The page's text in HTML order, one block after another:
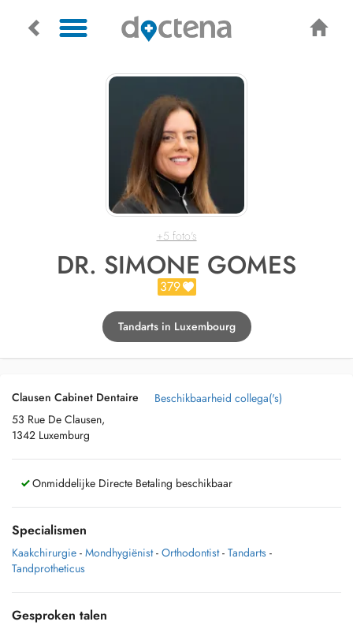
+5 foto's
DR. SIMONE GOMES
379
Tandarts in Luxembourg
Clausen Cabinet Dentaire
53 Rue De Clausen,
1342 Luxemburg
Beschikbaarheid collega('s)
Onmiddelijke Directe Betaling beschikbaar
Specialismen
Kaakchirurgie - Mondhygiënist - Orthodontist - Tandarts -
Tandprotheticus
Gesproken talen